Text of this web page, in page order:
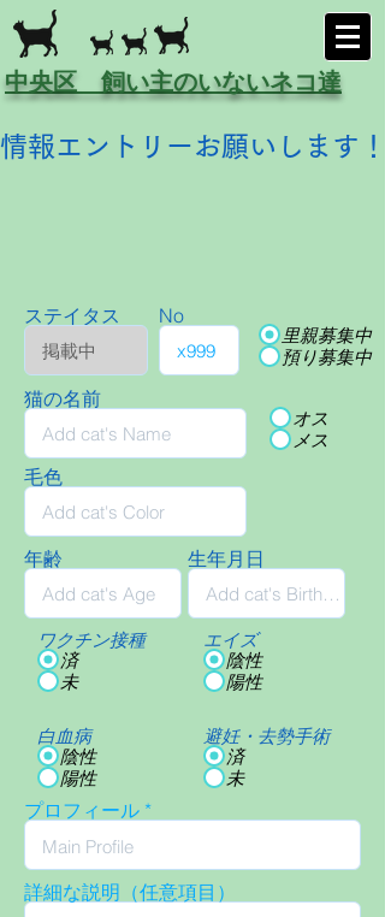
中央区 飼い主のいないネコ達
情報エントリーお願いします！
ステイタス No
里親募集中
預り募集中
猫の名前
オス
メス
毛色
年齢 生年月日
ワクチン接種
済
未
白血病
陰性
陽性
エイズ
陰性
陽性
避妊・去勢手術
済
未
プロフィール
詳細な説明（任意項目）